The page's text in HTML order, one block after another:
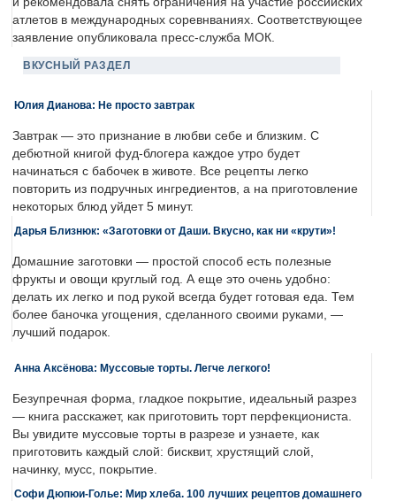
атлетов в международных соревнваниях. Соответствующее
заявление опубликовала пресс-служба МОК.
ВКУСНЫЙ РАЗДЕЛ
Юлия Дианова: Не просто завтрак
Завтрак — это признание в любви себе и близким. С
дебютной книгой фуд-блогера каждое утро будет
начинаться с бабочек в животе. Все рецепты легко
повторить из подручных ингредиентов, а на приготовление
некоторых блюд уйдет 5 минут.
Дарья Близнюк: «Заготовки от Даши. Вкусно, как ни «крути»!
Домашние заготовки — простой способ есть полезные
фрукты и овощи круглый год. А еще это очень удобно:
делать их легко и под рукой всегда будет готовая еда. Тем
более баночка угощения, сделанного своими руками, —
лучший подарок.
Анна Аксёнова: Муссовые торты. Легче легкого!
Безупречная форма, гладкое покрытие, идеальный разрез
— книга расскажет, как приготовить торт перфекциониста.
Вы увидите муссовые торты в разрезе и узнаете, как
приготовить каждый слой: бисквит, хрустящий слой,
начинку, мусс, покрытие.
Софи Дюпюи-Голье: Мир хлеба. 100 лучших рецептов домашнего